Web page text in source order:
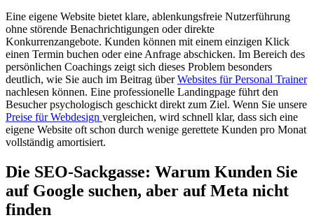
Eine eigene Website bietet klare, ablenkungsfreie Nutzerführung
ohne störende Benachrichtigungen oder direkte
Konkurrenzangebote. Kunden können mit einem einzigen Klick
einen Termin buchen oder eine Anfrage abschicken. Im Bereich des
persönlichen Coachings zeigt sich dieses Problem besonders
deutlich, wie Sie auch im Beitrag überWebsites für Personal Trainer
nachlesen können. Eine professionelle Landingpage führt den
Besucher psychologisch geschickt direkt zum Ziel. Wenn Sie unsere
Preise für Webdesign vergleichen, wird schnell klar, dass sich eine
eigene Website oft schon durch wenige gerettete Kunden pro Monat
vollständig amortisiert.
Die SEO-Sackgasse: Warum Kunden Sie
auf Google suchen, aber auf Meta nicht
finden